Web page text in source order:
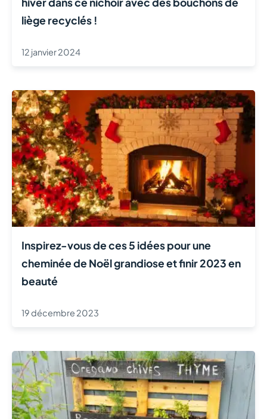
liège recyclés !
12 janvier 2024
Inspirez-vous de ces 5 idées pour une
cheminée de Noël grandiose et finir 2023 en
beauté
19 décembre 2023